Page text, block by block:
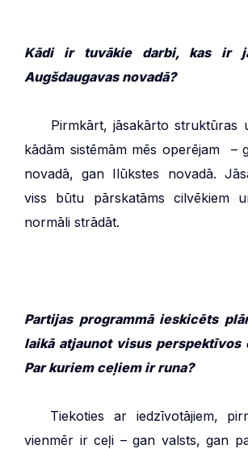
Kādi ir tuvākie darbi, kas ir
Augšdaugavas novadā?
Pirmkārt, jāsakārto struktūras
kādām sistēmām mēs operējam –
novadā, gan Ilūkstes novadā.
viss būtu pārskatāms cilvēkiem
normāli strādāt.
Partijas programmā ieskicēts
laikā atjaunot visus perspektīvos
Par kuriem ceļiem ir runa?
Tiekoties ar iedzīvotājiem,
vienmēr ir ceļi – gan valsts, gan